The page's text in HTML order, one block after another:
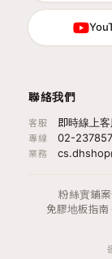
聯絡我們
客服 即時線上
專線 02-
業務
粉絲實鋪案
免膠地板指南 ·